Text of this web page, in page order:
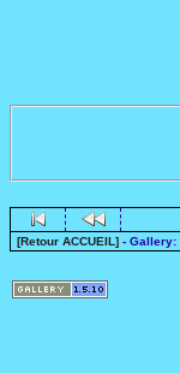
[Retour ACCUEIL] - Gallery: